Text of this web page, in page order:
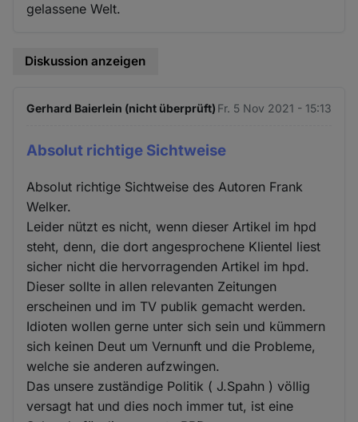
gelassene Welt.
Diskussion anzeigen
Gerhard Baierlein (nicht überprüft) Fr. 5 Nov 2021 - 15:13
Absolut richtige Sichtweise
Absolut richtige Sichtweise des Autoren Frank
Welker.
Leider nützt es nicht, wenn dieser Artikel im hpd
steht, denn, die dort angesprochene Klientel liest
sicher nicht die hervorragenden Artikel im hpd.
Dieser sollte in allen relevanten Zeitungen
erscheinen und im TV publik gemacht werden.
Idioten wollen gerne unter sich sein und kümmern
sich keinen Deut um Vernunft und die Probleme,
welche sie anderen aufzwingen.
Das unsere zuständige Politik ( J.Spahn ) völlig
versagt hat und dies noch immer tut, ist eine